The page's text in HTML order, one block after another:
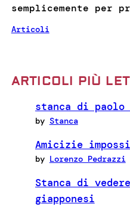
semplicemente per
Articoli
ARTICOLI PIÙ
stanca di
by Stanca
Amicizie
by Lorenzo Pedrazzi
Stanca di
giapponesi